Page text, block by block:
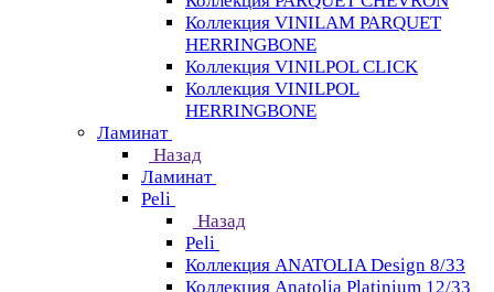
Коллекция VINILAM PARQUET
HERRINGBONE
Коллекция VINILPOL CLICK
Коллекция VINILPOL
HERRINGBONE
Ламинат
Назад
Ламинат
Peli
Назад
Peli
Коллекция ANATOLIA Design 8/33
Коллекция Anatolia Platinium 12/33